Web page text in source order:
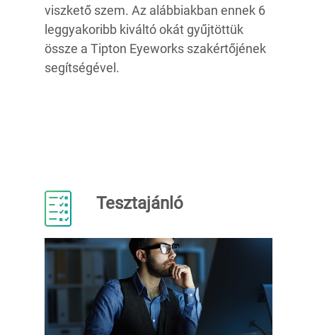
viszkető szem. Az alábbiakban ennek 6
leggyakoribb kiváltó okát gyűjtöttük
össze a Tipton Eyeworks szakértőjének
segítségével.
Tesztajánló